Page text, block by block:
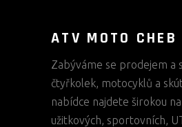
ATV MOTO CHEB
Zabýváme se prodejem a
čtyřkolek, motocyklů a
nabídce najdete širokou
užitkových, sportovních,